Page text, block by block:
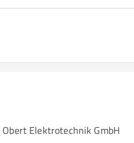
Elektrotechnik GmbH